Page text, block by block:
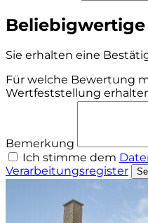
Sie erhalten eine
Für welche Bewertung
Wertfeststellung
Bemerkung
Ich stimme dem
Verarbeitungsregister